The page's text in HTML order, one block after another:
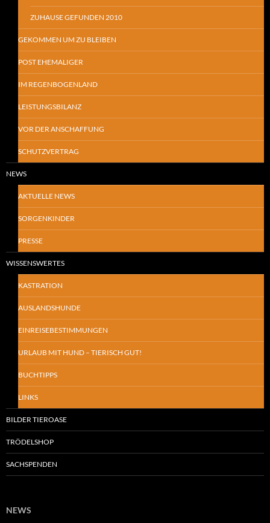
ZUHAUSE GEFUNDEN 2010
GEKOMMEN UM ZU BLEIBEN
POST EHEMALIGER
IM REGENBOGENLAND
LEISTUNGSBILANZ
VOR DER ANSCHAFFUNG
SCHUTZVERTRAG
NEWS
AKTUELLE NEWS
SORGENKINDER
PRESSE
WISSENSWERTES
KASTRATION
AUSLANDSHUNDE
EINREISEBESTIMMUNGEN
URLAUB MIT HUND – TIERISCH GUT!
BUCHTIPPS
LINKS
BILDER TIEROASE
TRÖDELSHOP
SACHSPENDEN
NEWS